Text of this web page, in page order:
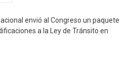
envió al Congreso un paquete
a la Ley de Tránsito en